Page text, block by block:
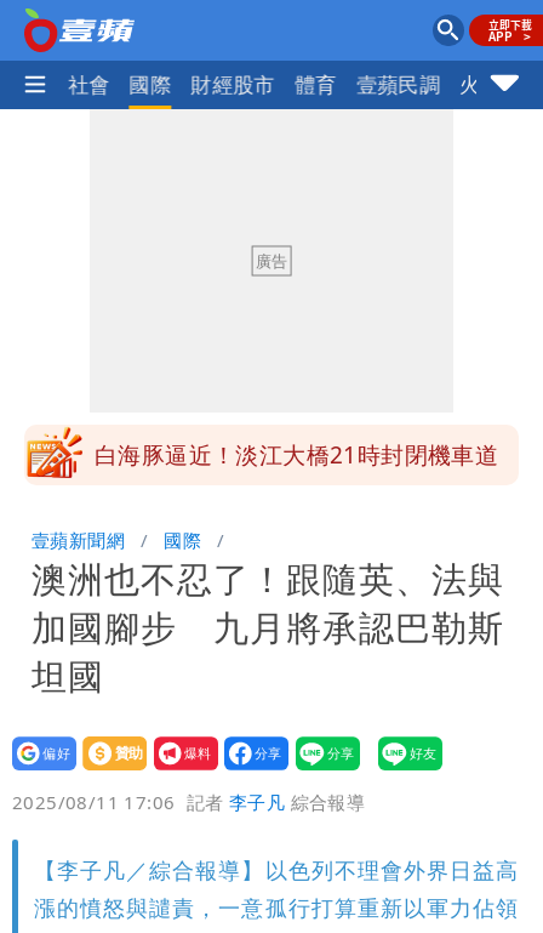
政治 社會 國際 財經股市 體育 壹蘋民調 火線話
慧芝：今年的送立院345天還在審
穿中國貨內褲逛街「整件掉出裙底」
晚至明下午受影響
白海豚逼近！淡江大橋21時封閉機車道
慧芝：今年的送立院345天還在審
穿中國貨內褲逛街「整件掉出裙底」
OL哀號：在同事眼前顏面盡失
壹蘋新聞網 國際
澳洲也不忍了！跟隨英、法與
加國腳步 九月將承認巴勒斯
坦國
設為
贊助
我要
爆料
2025/08/11 17:06 記者李子凡 綜合報導
【李子凡／綜合報導】以色列不理會外界日益高
漲的憤怒與譴責，一意孤行打算重新以軍力佔領